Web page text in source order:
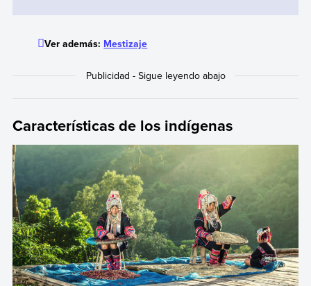
Ver además: Mestizaje
Características de los indígenas